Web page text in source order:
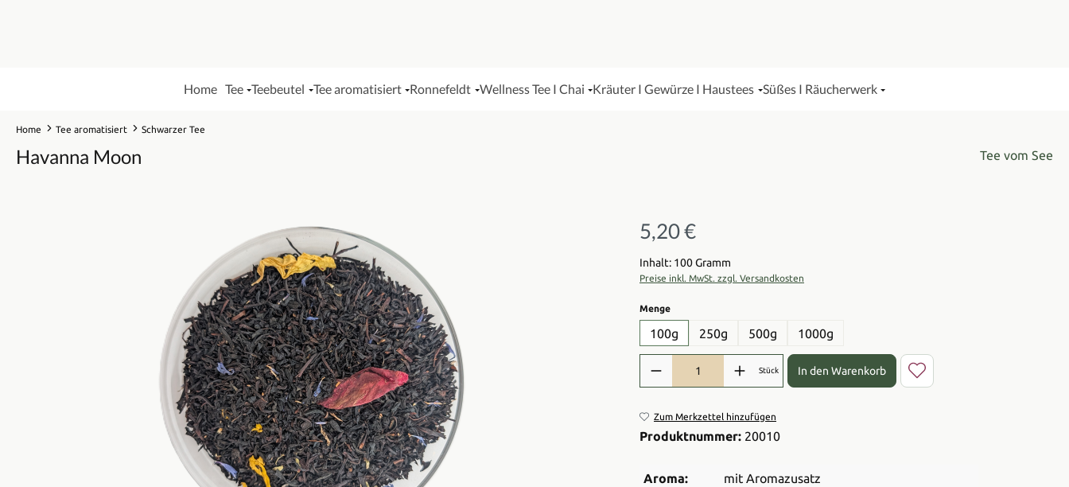
Home Tee Teebeutel Tee aromatisiert Ronnefeldt Wellness Tee I Chai Kräuter I Gewürze I Haustees Süßes I Räucherwerk
Home Tee aromatisiert Schwarzer Tee
Havanna Moon Tee vom See
Regulärer Preis:
5,20 €
Inhalt: 100 Gramm
Preise inkl. MwSt. zzgl. Versandkosten
Mengeauswählen
100g 250g 500g 1000g
Produkt Anzahl: Gib den gewünschten Wert ein oder benutze die
Stück In den Warenkorb
Zum Merkzettel hinzufügen
Produktnummer: 20010
Aroma:
mit Aromazusatz